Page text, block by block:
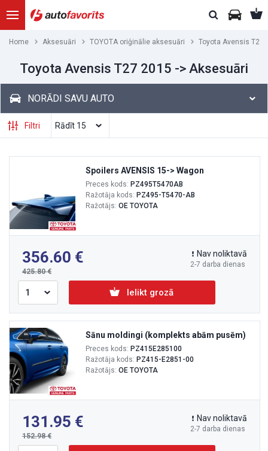
Home Aksesuāri TOYOTA oriģinālie aksesuāri Toyota Avensis T27
Toyota Avensis T27 2015 -> Aksesuāri
NORĀDI SAVU AUTO
Filtri
Spoilers AVENSIS 15-> Wagon
Preces kods: PZ495T5470AB
Ražotāja kods: PZ495-T5470-AB
Ražotājs: OE TOYOTA
356.60
425.80
2-7 darba dienas
Nav noliktavā
Ielikt grozā
Sānu moldingi (komplekts abām pusēm)
Preces kods: PZ415E285100
Ražotāja kods: PZ415-E2851-00
Ražotājs: OE TOYOTA
131.95
152.98
2-7 darba dienas
Nav noliktavā